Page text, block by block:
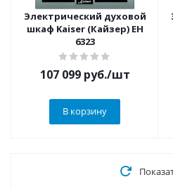
Электрический духовой
шкаф Kaiser (Кайзер) EH
6323
107 099руб./шт
В корзину